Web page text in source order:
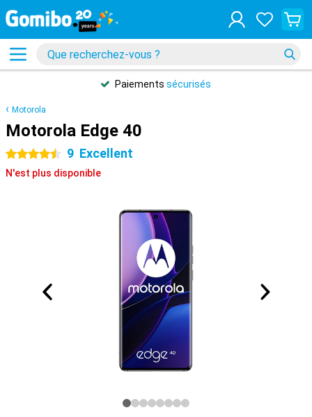
Paiements sécurisés
Motorola
Motorola Edge 40
4.5 étoiles 9 Excellent
N'est plus disponible